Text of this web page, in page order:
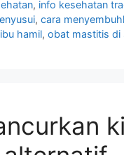
, info kesehatan
,cara
hamil, obat mastitis di